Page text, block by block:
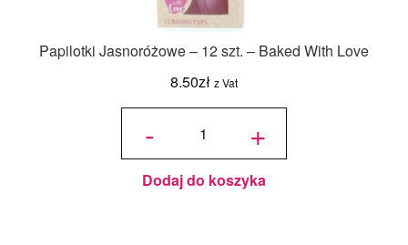
Papilotki Jasnoróżowe – 12 szt. – Baked With Love
8.50zł z Vat
-
ilość
Jasnoróżowe
- 12 szt. -
Baked With +
Dodaj do koszyka